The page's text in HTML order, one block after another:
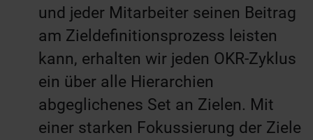
und jeder Mitarbeiter seinen Beitrag
am Zieldefinitionsprozess leisten
kann, erhalten wir jeden OKR-Zyklus
ein über alle Hierarchien
abgeglichenes Set an Zielen. Mit
einer starken Fokussierung der Ziele